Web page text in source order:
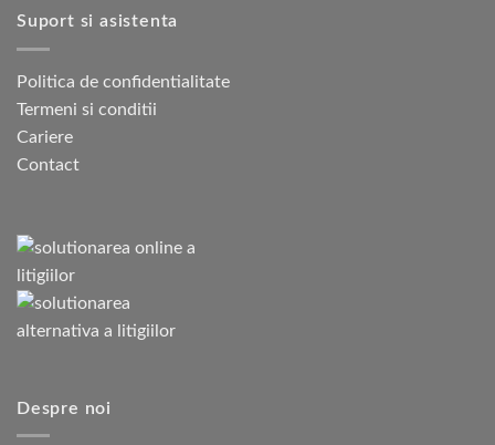
Suport si asistenta
Politica de confidentialitate
Termeni si conditii
Cariere
Contact
Despre noi